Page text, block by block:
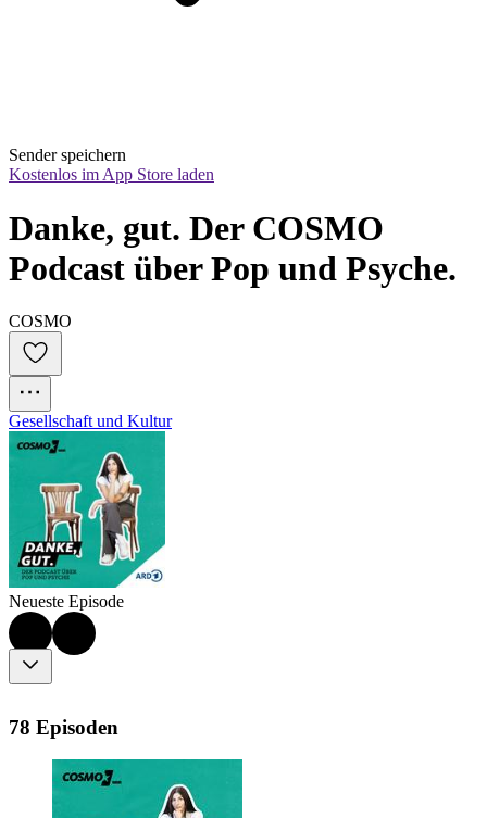
Sender speichern
Kostenlos im App Store laden
Danke, gut. Der COSMO
Podcast über Pop und Psyche.
COSMO
Gesellschaft und Kultur
Neueste Episode
78 Episoden